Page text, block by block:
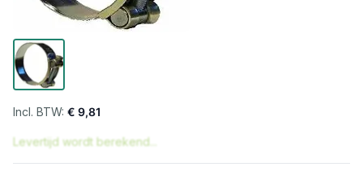
€ 9,81
Levertijd wordt berekend...